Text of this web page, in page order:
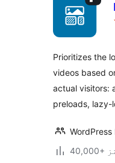
Prioritizes the
videos based
actual visitors:
preloads, lazy-
WordPress